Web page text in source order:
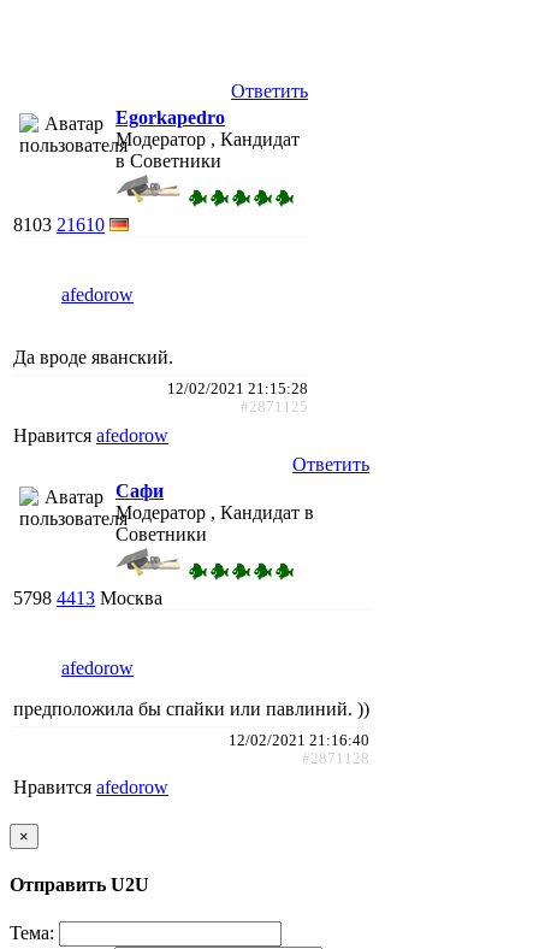
Ответить
Egorkapedro
Модератор , Кандидат
в Советники
8103 21610
afedorow
Да вроде яванский.
12/02/2021 21:15:28
#2871125
Нравится afedorow
Ответить
Сафи
Модератор , Кандидат в
Советники
5798 4413 Москва
afedorow
предположила бы спайки или павлиний. ))
12/02/2021 21:16:40
#2871128
Нравится afedorow
×
Отправить U2U
Тема: